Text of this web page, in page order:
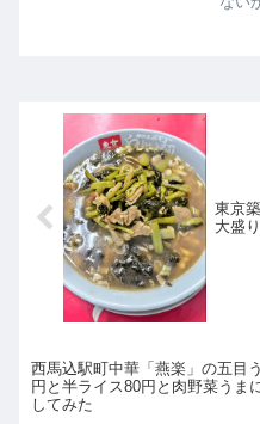
東京
大盛
西馬込駅町中華「燕楽」の五目
円と半ライス80円と肉野菜うま
してみた